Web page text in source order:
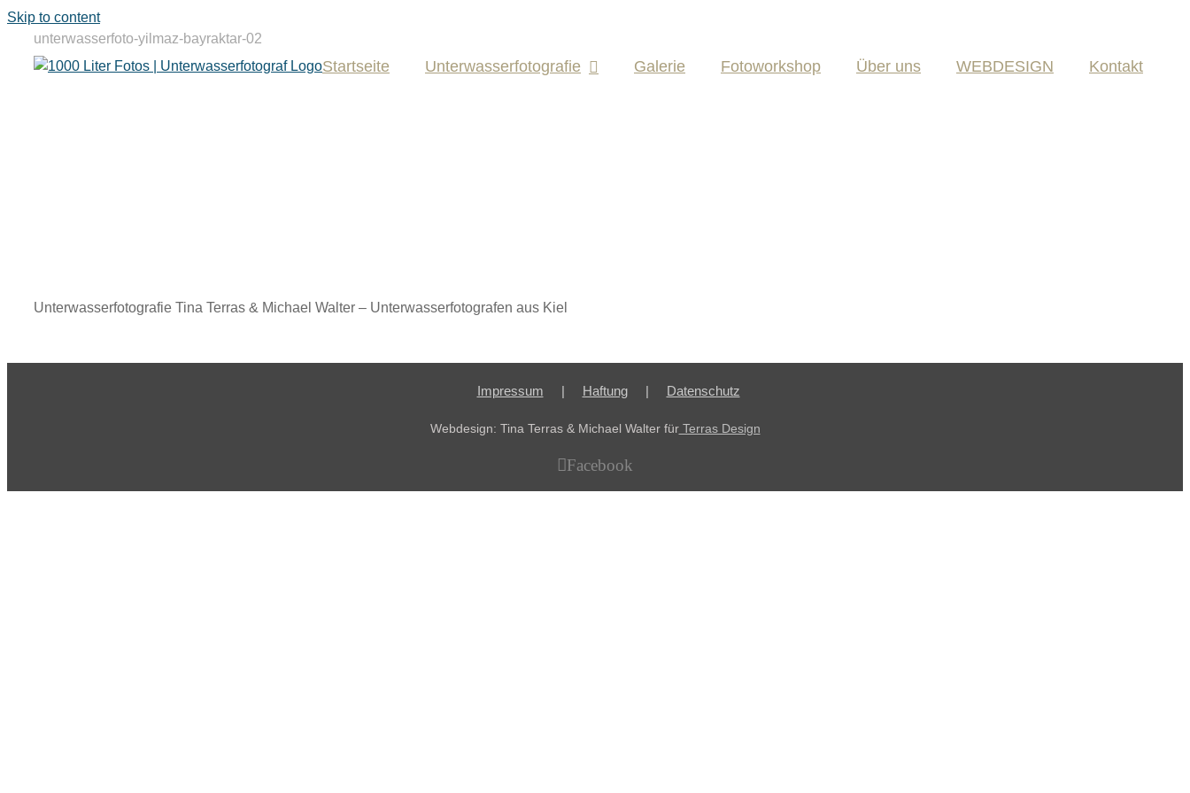
Skip to content
Startseite Unterwasserfotografie Galerie Fotoworkshop Über uns WEBDESIGN Kontakt
unterwasserfoto-yilmaz-bayraktar-02
Unterwasserfotografie Tina Terras & Michael Walter – Unterwasserfotografen aus Kiel
Impressum Haftung Datenschutz
Webdesign: Tina Terras & Michael Walter fürTerras Design
Facebook